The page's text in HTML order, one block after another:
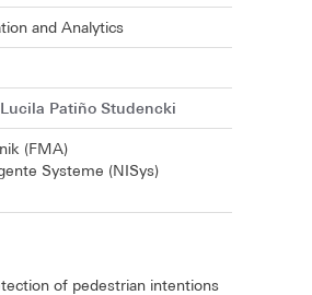
and Analytics
Lucila Patiño Studencki
(FMA)
Systeme (NISys)
of pedestrian intentions